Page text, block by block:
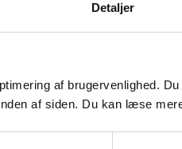
Detaljer
af brugervenlighed.
af siden. Du kan læse